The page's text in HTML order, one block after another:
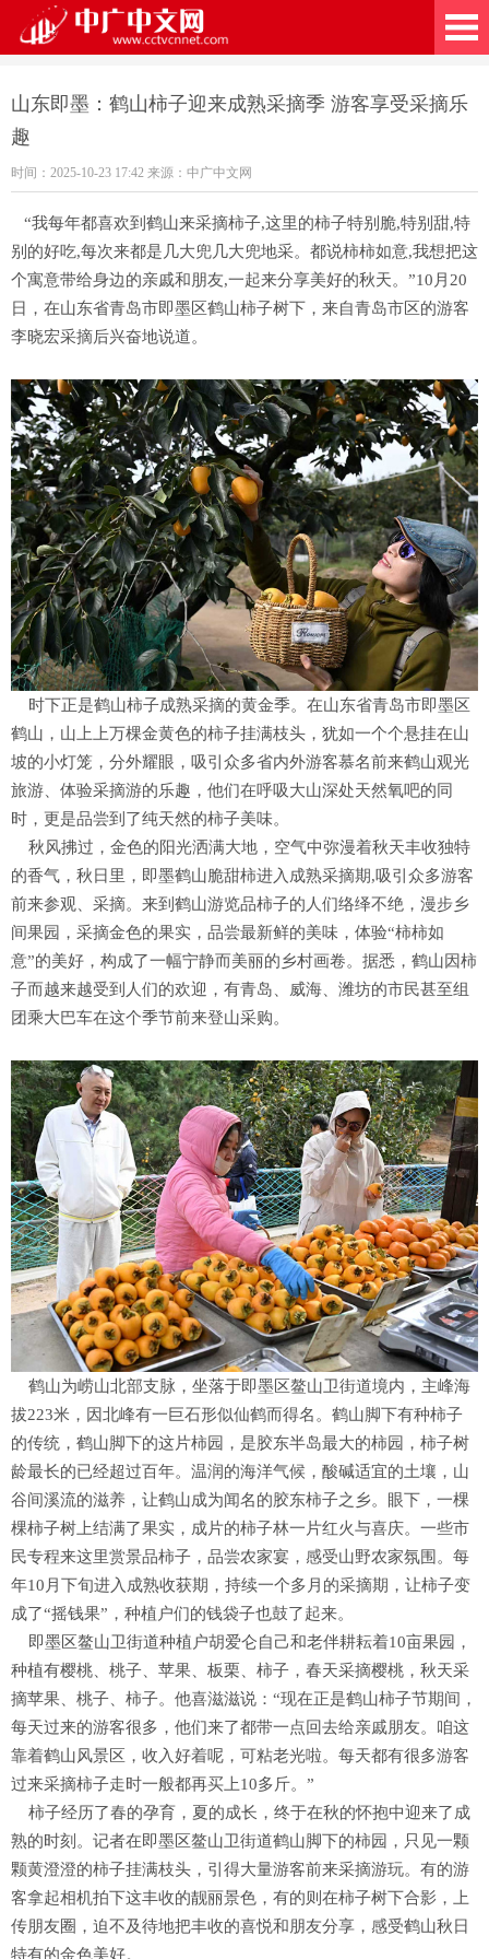
山东即墨：鹤山柿子迎来成熟采摘季 游客享受采摘乐
趣
时间：2025-10-23 17:42 来源：中广中文网
“我每年都喜欢到鹤山来采摘柿子,这里的柿子特别脆,特别甜,特
别的好吃,每次来都是几大兜几大兜地采。都说柿柿如意,我想把这
个寓意带给身边的亲戚和朋友,一起来分享美好的秋天。”10月20
日，在山东省青岛市即墨区鹤山柿子树下，来自青岛市区的游客
李晓宏采摘后兴奋地说道。
时下正是鹤山柿子成熟采摘的黄金季。在山东省青岛市即墨区
鹤山，山上上万棵金黄色的柿子挂满枝头，犹如一个个悬挂在山
坡的小灯笼，分外耀眼，吸引众多省内外游客慕名前来鹤山观光
旅游、体验采摘游的乐趣，他们在呼吸大山深处天然氧吧的同
时，更是品尝到了纯天然的柿子美味。
秋风拂过，金色的阳光洒满大地，空气中弥漫着秋天丰收独特
的香气，秋日里，即墨鹤山脆甜柿进入成熟采摘期,吸引众多游客
前来参观、采摘。来到鹤山游览品柿子的人们络绎不绝，漫步乡
间果园，采摘金色的果实，品尝最新鲜的美味，体验“柿柿如
意”的美好，构成了一幅宁静而美丽的乡村画卷。据悉，鹤山因柿
子而越来越受到人们的欢迎，有青岛、威海、潍坊的市民甚至组
团乘大巴车在这个季节前来登山采购。
鹤山为崂山北部支脉，坐落于即墨区鳌山卫街道境内，主峰海
拔223米，因北峰有一巨石形似仙鹤而得名。鹤山脚下有种柿子
的传统，鹤山脚下的这片柿园，是胶东半岛最大的柿园，柿子树
龄最长的已经超过百年。温润的海洋气候，酸碱适宜的土壤，山
谷间溪流的滋养，让鹤山成为闻名的胶东柿子之乡。眼下，一棵
棵柿子树上结满了果实，成片的柿子林一片红火与喜庆。一些市
民专程来这里赏景品柿子，品尝农家宴，感受山野农家氛围。每
年10月下旬进入成熟收获期，持续一个多月的采摘期，让柿子变
成了“摇钱果”，种植户们的钱袋子也鼓了起来。
即墨区鳌山卫街道种植户胡爱仑自己和老伴耕耘着10亩果园，
种植有樱桃、桃子、苹果、板栗、柿子，春天采摘樱桃，秋天采
摘苹果、桃子、柿子。他喜滋滋说：“现在正是鹤山柿子节期间，
每天过来的游客很多，他们来了都带一点回去给亲戚朋友。咱这
靠着鹤山风景区，收入好着呢，可粘老光啦。每天都有很多游客
过来采摘柿子走时一般都再买上10多斤。”
柿子经历了春的孕育，夏的成长，终于在秋的怀抱中迎来了成
熟的时刻。记者在即墨区鳌山卫街道鹤山脚下的柿园，只见一颗
颗黄澄澄的柿子挂满枝头，引得大量游客前来采摘游玩。有的游
客拿起相机拍下这丰收的靓丽景色，有的则在柿子树下合影，上
传朋友圈，迫不及待地把丰收的喜悦和朋友分享，感受鹤山秋日
特有的金色美好。